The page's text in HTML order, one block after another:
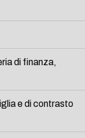
di finanza,
e di contrasto